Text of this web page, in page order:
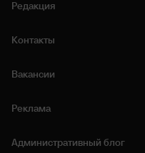
Редакция
Контакты
Вакансии
Реклама
Административный блог